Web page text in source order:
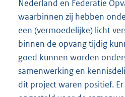
Nederland en Federatie
waarbinnen zij hebben
een (vermoedelijke) licht
binnen de opvang tijdig
goed kunnen worden
samenwerking en
dit project waren positief.